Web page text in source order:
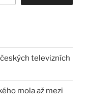
televizních
mola až mezi